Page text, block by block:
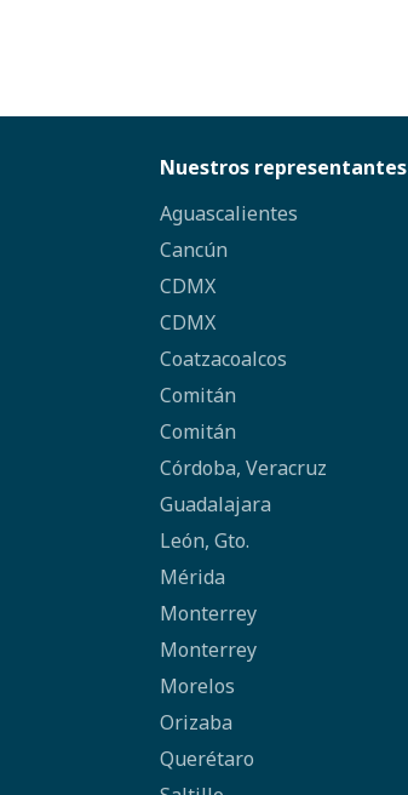
Nuestros representantes
Aguascalientes
Cancún
CDMX
CDMX
Coatzacoalcos
Comitán
Comitán
Córdoba, Veracruz
Guadalajara
León, Gto.
Mérida
Monterrey
Monterrey
Morelos
Orizaba
Querétaro